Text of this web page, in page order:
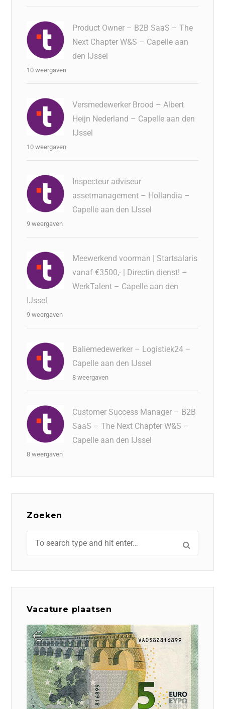
Product Owner – B2B SaaS – The
Next Chapter W&S – Capelle aan
den IJssel
10 weergaven
Versmedewerker Brood – Albert
Heijn Nederland – Capelle aan den
IJssel
10 weergaven
Inspecteur adviseur
assetmanagement – Hollandia –
Capelle aan den IJssel
9 weergaven
Meewerkend voorman | Startsalaris
vanaf €3500,- | Directin dienst! –
WerkTalent – Capelle aan den
IJssel
9 weergaven
Baliemedewerker – Logistiek24 –
Capelle aan den IJssel
8 weergaven
Customer Success Manager – B2B
SaaS – The Next Chapter W&S –
Capelle aan den IJssel
8 weergaven
Zoeken
Vacature plaatsen